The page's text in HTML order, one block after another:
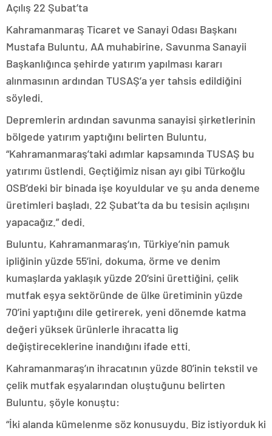
Açılış 22 Şubat’ta
Kahramanmaraş Ticaret ve Sanayi Odası Başkanı
Mustafa Buluntu, AA muhabirine, Savunma Sanayii
Başkanlığınca şehirde yatırım yapılması kararı
alınmasının ardından TUSAŞ’a yer tahsis edildiğini
söyledi.
Depremlerin ardından savunma sanayisi şirketlerinin
bölgede yatırım yaptığını belirten Buluntu,
“Kahramanmaraş’taki adımlar kapsamında TUSAŞ bu
yatırımı üstlendi. Geçtiğimiz nisan ayı gibi Türkoğlu
OSB’deki bir binada işe koyuldular ve şu anda deneme
üretimleri başladı. 22 Şubat’ta da bu tesisin açılışını
yapacağız.” dedi.
Buluntu, Kahramanmaraş’ın, Türkiye’nin pamuk
ipliğinin yüzde 55’ini, dokuma, örme ve denim
kumaşlarda yaklaşık yüzde 20’sini ürettiğini, çelik
mutfak eşya sektöründe de ülke üretiminin yüzde
70’ini yaptığını dile getirerek, yeni dönemde katma
değeri yüksek ürünlerle ihracatta lig
değiştireceklerine inandığını ifade etti.
Kahramanmaraş’ın ihracatının yüzde 80’inin tekstil ve
çelik mutfak eşyalarından oluştuğunu belirten
Buluntu, şöyle konuştu:
“İki alanda kümelenme söz konusuydu. Biz istiyorduk ki